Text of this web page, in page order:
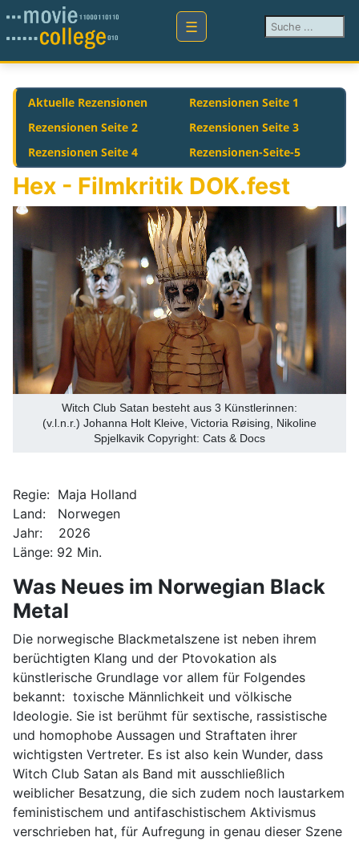
Suchen ...
Aktuelle Rezensionen
Rezensionen Seite 1
Rezensionen Seite 2
Rezensionen Seite 3
Rezensionen Seite 4
Rezensionen-Seite-5
Hex - Filmkritik DOK.fest
Witch Club Satan besteht aus 3 Künstlerinnen:
(v.l.n.r.) Johanna Holt Kleive, Victoria Røising, Nikoline
Spjelkavik Copyright: Cats & Docs
Regie: Maja Holland
Land: Norwegen
Jahr: 2026
Länge: 92 Min.
Was Neues im Norwegian Black
Metal
Die norwegische Blackmetalszene ist neben ihrem
berüchtigten Klang und der Ptovokation als
künstlerische Grundlage vor allem für Folgendes
bekannt: toxische Männlichkeit und völkische
Ideologie. Sie ist berühmt für sextische, rassistische
und homophobe Aussagen und Straftaten ihrer
wichtigsten Vertreter. Es ist also kein Wunder, dass
Witch Club Satan als Band mit ausschließlich
weiblicher Besatzung, die sich zudem noch laustarkem
feministischem und antifaschistischem Aktivismus
verschrieben hat, für Aufregung in genau dieser Szene